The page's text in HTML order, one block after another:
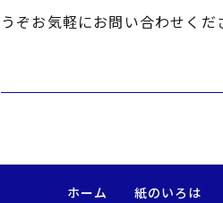
うぞお気軽にお問い合わせくだ
ホーム 紙のいろは